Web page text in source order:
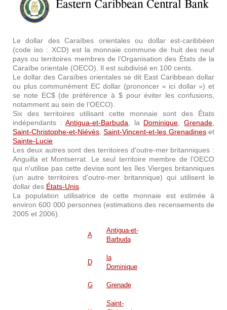
Le dollar des Caraïbes orientales ou dollar est-caribbéen
(code iso : XCD) est la monnaie commune de huit des neuf
pays ou territoires membres de l’Organisation des États de la
Caraïbe orientale (OECO). Il est subdivisé en 100 cents.
Le dollar des Caraïbes orientales se dit East Caribbean dollar
ou plus communément EC dollar (prononcer « ici dollar ») et
se note EC$ (de préférence à $ pour éviter les confusions,
notamment au sein de l’OECO).
Six des territoires utilisant cette monnaie sont des États
indépendants :Antigua-et-Barbuda , la Dominique ,Grenade
Saint-Christophe-et-Niévès ,Saint-Vincent-et-les Grenadineset
Sainte-Lucie
Les deux autres sont des territoires d'outre-mer britanniques :
Anguilla et Montserrat. Le seul territoire membre de l’OECO
qui n'utilise pas cette devise sont les îles Vierges britanniques
(un autre territoires d'outre-mer britannique) qui utilisent le
dollar des États-Unis
La population utilisatrice de cette monnaie est estimée à
environ 600 000 personnes (estimations des recensements de
2005 et 2006).
A
Antigua-et-
Barbuda
D
la
Dominique
G Grenade
Saint-